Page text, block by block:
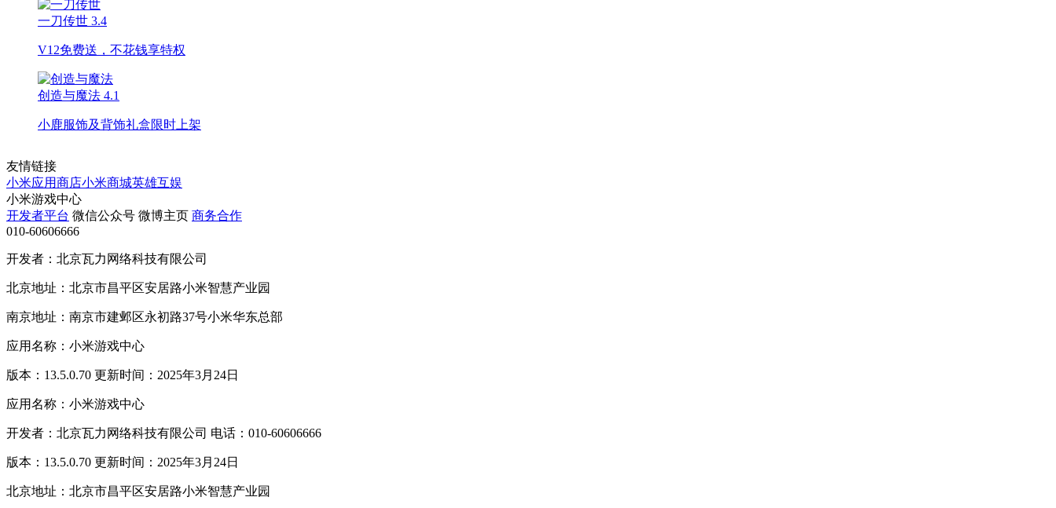
一刀传世 3.4
V12免费送，不花钱享特权
创造与魔法 4.1
小鹿服饰及背饰礼盒限时上架
友情链接
小米应用商店小米商城英雄互娱
小米游戏中心
开发者平台 微信公众号 微博主页 商务合作
010-60606666
开发者：北京瓦力网络科技有限公司
北京地址：北京市昌平区安居路小米智慧产业园
南京地址：南京市建邺区永初路37号小米华东总部
应用名称：小米游戏中心
版本：13.5.0.70 更新时间：2025年3月24日
应用名称：小米游戏中心
开发者：北京瓦力网络科技有限公司 电话：010-60606666
版本：13.5.0.70 更新时间：2025年3月24日
北京地址：北京市昌平区安居路小米智慧产业园